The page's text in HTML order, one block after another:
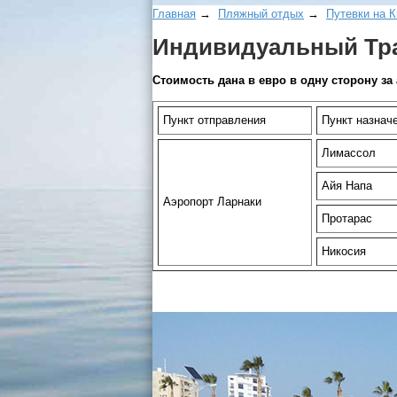
Главная → Пляжный отдых → Путевки на
Индивидуальный
Стоимость дана в евро в одну сторону
Пункт отправления Пункт
Аэропорт Ларнаки
Лимассол
Айя Напа
Протарас
Никосия